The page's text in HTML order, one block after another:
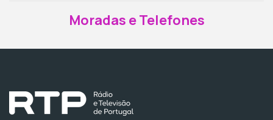
Moradas e Telefones